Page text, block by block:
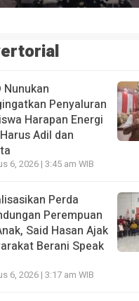
Nunukan
Penyaluran
Harapan Energi
Adil dan
6, 2026 | 3:45 am WIB
Perda
Perempuan
Said Hasan Ajak
Berani Speak
6, 2026 | 3:17 am WIB